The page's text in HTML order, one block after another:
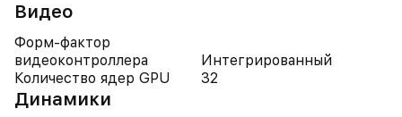
Видео
Форм-фактор
видеоконтроллера
Интегрированный
Количество ядер GPU
32
Динамики